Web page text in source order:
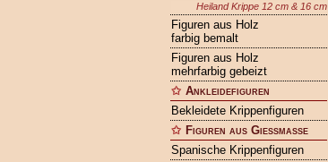
Heiland Krippe 12 cm & 16 cm
Figuren aus Holz
farbig bemalt
Figuren aus Holz
mehrfarbig gebeizt
Ankleidefiguren
Bekleidete Krippenfiguren
Figuren aus Gießmasse
Spanische Krippenfiguren